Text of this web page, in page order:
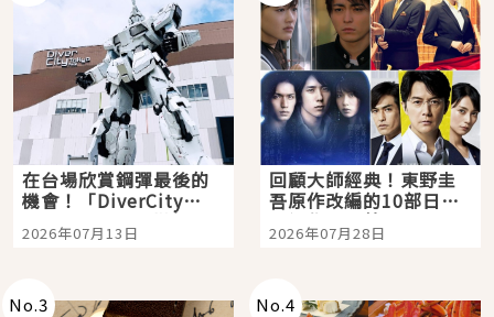
在台場欣賞鋼彈最後的
機會！「DiverCity
Tokyo Plaza」搭船、
購物、美食及夜景，一
2026年07月13日
回顧大師經典！東野圭
吾原作改編的10部日本
影視作品推薦
2026年07月28日
No.3 No.4